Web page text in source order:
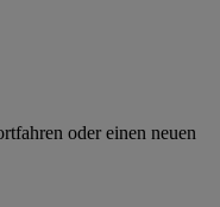
oder einen neuen